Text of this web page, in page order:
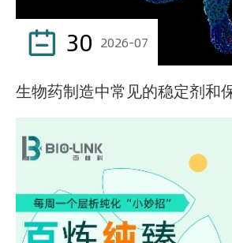
 30 2026-07
生物药制造中常见的稳定剂和